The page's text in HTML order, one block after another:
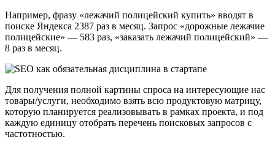
Например, фразу «лежачий полицейский купить» вводят в
поиске Яндекса 2387 раз в месяц. Запрос «дорожные лежачие
полицейские» — 583 раз, «заказать лежачий полицейский» —
8 раз в месяц.
Для получения полной картины спроса на интересующие нас
товары/услуги, необходимо взять всю продуктовую матрицу,
которую планируется реализовывать в рамках проекта, и под
каждую единицу отобрать перечень поисковых запросов с
частотностью.